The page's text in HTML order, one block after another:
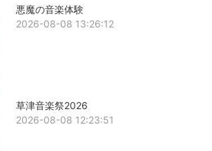
悪魔の音楽体験
2026-08-08 13:26:12
草津音楽祭2026
2026-08-08 12:23:51